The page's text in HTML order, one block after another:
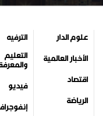
علوم الدار
الأخبار العالمية
اقتصاد
الرياضة
الترفيه
التعليم
فيديو